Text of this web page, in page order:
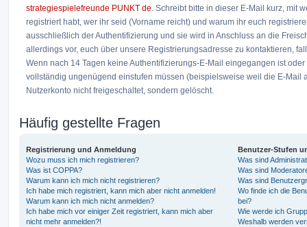
strategiespielefreunde PUNKT de. Schreibt bitte in dieser E-Mail kurz, mit
registriert habt, wer ihr seid (Vorname reicht) und warum ihr euch
ausschließlich der Authentifizierung und sie wird in Anschluss an die
allerdings vor, euch über unsere Registrierungsadresse zu kontaktieren,
Wenn nach 14 Tagen keine Authentifizierungs-E-Mail eingegangen ist
vollständig ungenügend einstufen müssen (beispielsweise weil die E-Mail
Nutzerkonto nicht freigeschaltet, sondern gelöscht.
Häufig gestellte Fragen
Registrierung und Anmeldung
Wozu muss ich mich registrieren?
Was ist COPPA?
Warum kann ich mich nicht registrieren?
Ich habe mich registriert, kann mich aber nicht anmelden!
Warum kann ich mich nicht anmelden?
Ich habe mich vor einiger Zeit registriert, kann mich aber
nicht mehr anmelden?!
Benutzer-Stufen
Was sind
Was sind
Was sind
Wo finde ich die
bei?
Wie werde ich
Weshalb werden